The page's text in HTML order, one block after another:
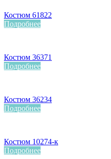
Костюм 61822
Подробнее
Костюм 36371
Подробнее
Костюм 36234
Подробнее
Костюм 10274-к
Подробнее